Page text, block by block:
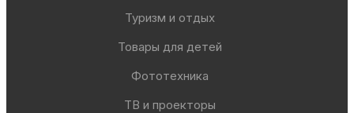
Туризм и отдых
Товары для детей
Фототехника
ТВ и проекторы